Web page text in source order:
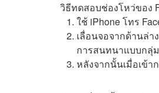
วิธีทดสอบช่องโหว่ของ
ใช้ iPhone โทร
เลื่อนจอจากด้านล่า
การสนทนาแบบกลุ่ม
หลังจากนั้นเมื่อเข้า